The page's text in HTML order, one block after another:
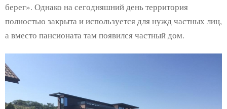
берег». Однако на сегодняшний день территория
полностью закрыта и используется для нужд частных лиц,
а вместо пансионата там появился частный дом.